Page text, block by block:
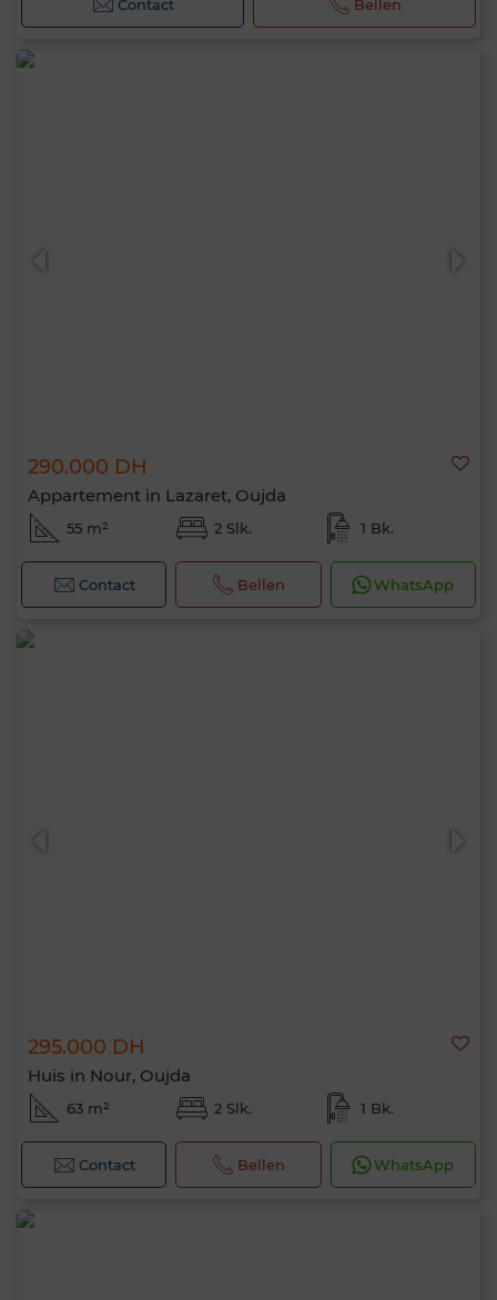
Contact Bellen
290.000 DH
Appartement in Lazaret, Oujda
55 m² 2 Slk. 1 Bk.
Contact Bellen WhatsApp
295.000 DH
Huis in Nour, Oujda
63 m² 2 Slk. 1 Bk.
Contact Bellen WhatsApp